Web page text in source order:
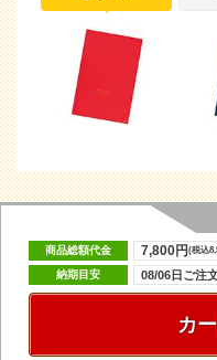
商品総額代金 7,800円(税込
納期目安 08/06日ご注
カ